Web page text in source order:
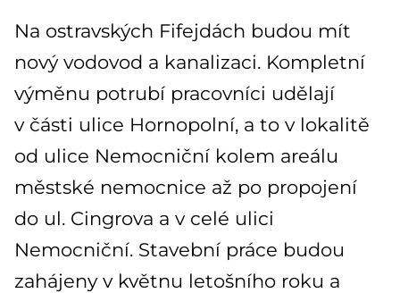
Na ostravských Fifejdách budou mít
nový vodovod a kanalizaci. Kompletní
výměnu potrubí pracovníci udělají
v části ulice Hornopolní, a to v lokalitě
od ulice Nemocniční kolem areálu
městské nemocnice až po propojení
do ul. Cingrova a v celé ulici
Nemocniční. Stavební práce budou
zahájeny v květnu letošního roku a